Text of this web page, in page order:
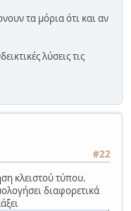
τα μόρια ότι και αν
λύσεις τις
#22
κλειστού τύπου.
διαφορετικά